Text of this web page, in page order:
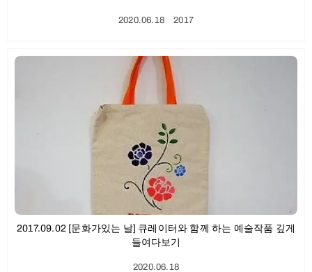
2020.06.18ㆍ2017
2017.09.02 [문화가있는 날] 큐레이터와 함께 하는 예술작품 깊게
들여다보기
2020.06.18